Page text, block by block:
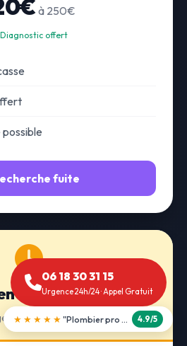
à 250€
offert
fuite
24h/24
· Intervention express
06 18 30 31 15
Urgence 24h/24 · Appel Gratuit
★★★★★ "Débouchage WC en 30 min" 5.0/5